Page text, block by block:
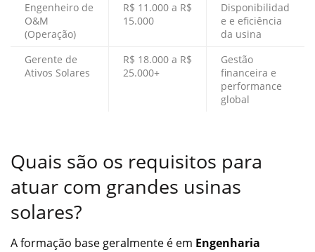
Engenheiro de
O&M
(Operação)
R$ 11.000 a R$
15.000
Disponibilidad
e e eficiência
da usina
Gerente de
Ativos Solares
R$ 18.000 a R$
25.000+
Gestão
financeira e
performance
global
Quais são os requisitos para
atuar com grandes usinas
solares?
A formação base geralmente é em Engenharia